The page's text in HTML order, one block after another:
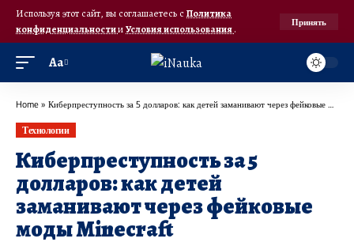
Используя этот сайт, вы соглашаетесь с Политика
конфиденциальностииУсловия использования.
Принять
Аа
Home » Киберпреступность за 5 долларов: как детей заманивают через фейковые моды Minecraft
Технологии
Киберпреступность за 5
долларов: как детей
заманивают через фейковые
моды Minecraft